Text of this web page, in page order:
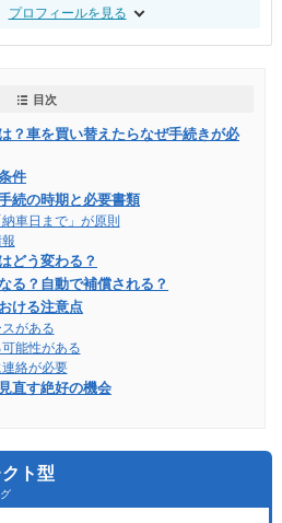
プロフィールを見る
目次
？車を買い替えたらなぜ手続きが必
件
続の時期と必要書類
車日まで」が原則
どう変わる？
る？自動で補償される？
ける注意点
がある
能性がある
絡が必要
直す絶好の機会
ト型